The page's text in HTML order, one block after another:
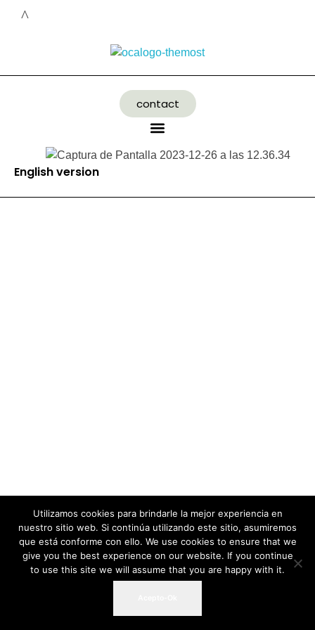
contact
English version
Utilizamos cookies para brindarle la mejor experiencia en
nuestro sitio web. Si continúa utilizando este sitio, asumiremos
que está conforme con ello. We use cookies to ensure that we
give you the best experience on our website. If you continue
to use this site we will assume that you are happy with it.